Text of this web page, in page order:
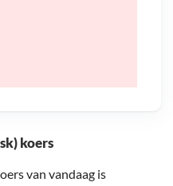
koers
van vandaag is